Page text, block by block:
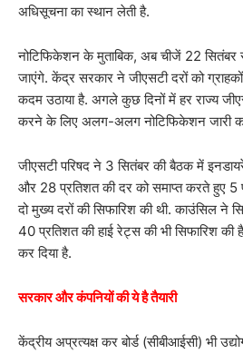
अधिसूचना का स्थान लेती है.
नोटिफिकेशन के मुताबिक, अब चीजें 22 सितंबर
जाएंगे. केंद्र सरकार ने जीएसटी दरों को
कदम उठाया है. अगले कुछ दिनों में हर राज्य
करने के लिए अलग-अलग नोटिफिकेशन जारी
जीएसटी परिषद ने 3 सितंबर की बैठक में
और 28 प्रतिशत की दर को समाप्त करते हुए 5
दो मुख्य दरों की सिफारिश की थी. काउंसिल
40 प्रतिशत की हाई रेट्स की भी सिफारिश
कर दिया है.
सरकार और कंपनियों की ये है तैयारी
केंद्रीय अप्रत्यक्ष कर बोर्ड (सीबीआईसी) भी